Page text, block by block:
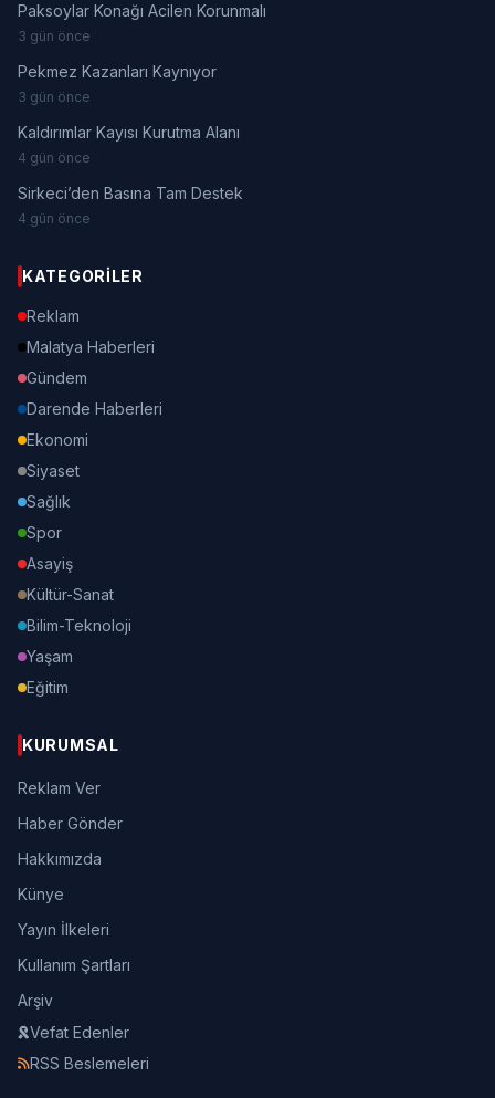
Paksoylar Konağı Acilen Korunmalı
3 gün önce
Pekmez Kazanları Kaynıyor
3 gün önce
Kaldırımlar Kayısı Kurutma Alanı
4 gün önce
Sirkeci’den Basına Tam Destek
4 gün önce
KATEGORILER
Reklam
Malatya Haberleri
Gündem
Darende Haberleri
Ekonomi
Siyaset
Sağlık
Spor
Asayiş
Kültür-Sanat
Bilim-Teknoloji
Yaşam
Eğitim
KURUMSAL
Reklam Ver
Haber Gönder
Hakkımızda
Künye
Yayın İlkeleri
Kullanım Şartları
Arşiv
Vefat Edenler
RSS Beslemeleri